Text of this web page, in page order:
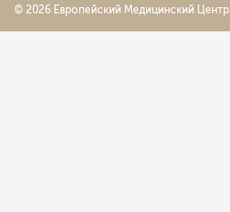
© 2026 Европейский Медицинский Центр